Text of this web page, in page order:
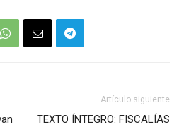
Artículo siguiente
TEXTO ÍNTEGRO: FISCALÍAS